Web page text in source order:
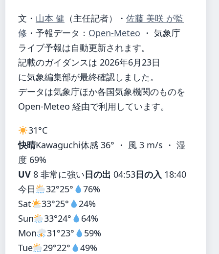
文・ 山本 健 （主任記者） ・ 佐藤 美咲 が監
修 ・ 予報データ： Open-Meteo ・ 気象庁
ライブ予報は自動更新されます。
記載のガイダンスは 2026年6月23日
に気象編集部が最終確認しました。
データは気象庁ほか各国気象機関のものを
Open-Meteo 経由で利用しています。
31°C
快晴Kawaguchi体感 36° ・ 風 3 m/s ・ 湿
度 69%
UV 8 非常に強い日の出 04:53日の入 18:40
今日
32°25°
76%
Sat
33°25°
24%
Sun
33°24°
64%
Mon
31°23°
59%
Tue
29°22°
49%